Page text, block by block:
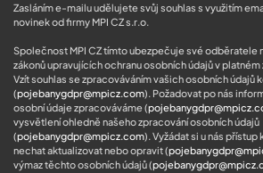
Zasláním e-mailu udělujete svůj souhlas s využitím
novinek od firmy MPI CZ s.r.o.
Společnost MPI CZ tímto ubezpečuje své odběratele
zákonů upravujících ochranu osobních údajů v
Vzít souhlas se zpracováváním vašich osobních údajů
(pojebanygdpr@mpicz.com). Požadovat po nás
osobní údaje zpracováváme (
vysvětlení ohledně našeho zpracování osobních údajů
(pojebanygdpr@mpicz.com). Vyžádat si u nás
nechat aktualizovat nebo opravit (
výmaz těchto osobních údajů (